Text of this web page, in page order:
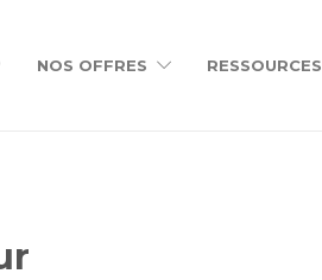
NOS OFFRES RESSOURCES